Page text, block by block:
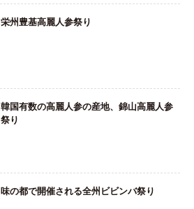
栄州豊基高麗人参祭り
韓国有数の高麗人参の産地、錦山高麗人参
祭り
味の都で開催される全州ビビンバ祭り